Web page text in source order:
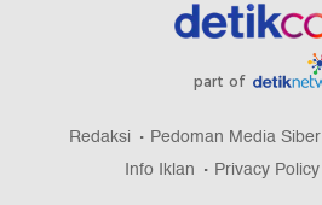
part of
Redaksi Pedoman Media Siber
Info Iklan
Privacy Policy